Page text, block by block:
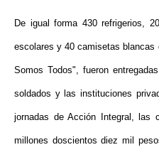
De igual forma 430 refrigerios,
escolares y 40 camisetas
Somos Todos", fueron
soldados y las instituciones
jornadas de Acción Integral, las
millones doscientos diez mil